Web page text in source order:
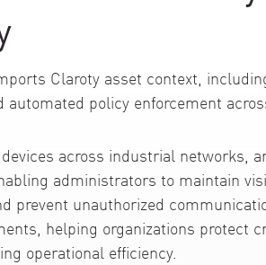
Claroty asset context,
automated policy enforcement
across industrial networks,
administrators to maintain
prevent unauthorized
helping organizations protect
operational efficiency.